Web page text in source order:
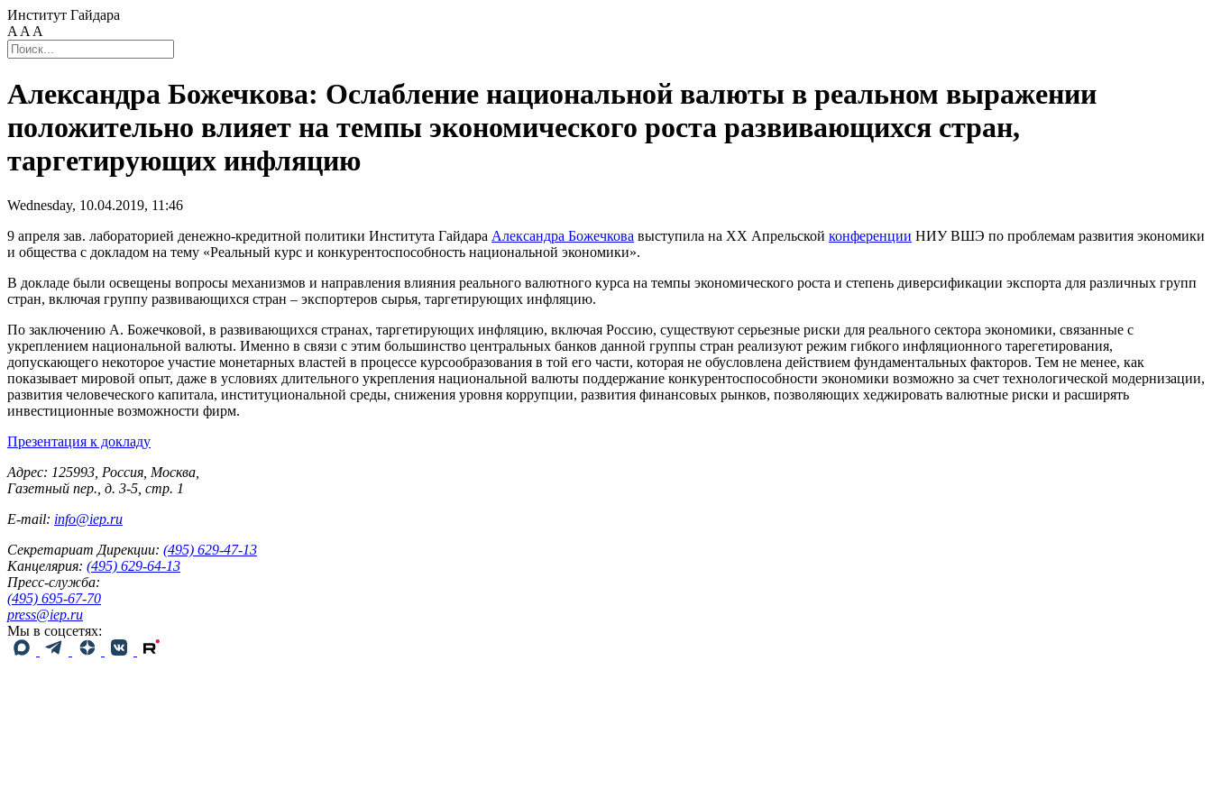
Институт Гайдара
A A A
Александра Божечкова: Ослабление национальной валюты в реальном выражении
положительно влияет на темпы экономического роста развивающихся стран,
таргетирующих инфляцию
Wednesday, 10.04.2019, 11:46
9 апреля зав. лабораторией денежно-кредитной политики Института Гайдара Александра Божечкова выступила на ХХ Апрельской конференции НИУ ВШЭ по проблемам развития экономики
и общества с докладом на тему «Реальный курс и конкурентоспособность национальной экономики».
В докладе были освещены вопросы механизмов и направления влияния реального валютного курса на темпы экономического роста и степень диверсификации экспорта для различных групп
стран, включая группу развивающихся стран – экспортеров сырья, таргетирующих инфляцию.
По заключению А. Божечковой, в развивающихся странах, таргетирующих инфляцию, включая Россию, существуют серьезные риски для реального сектора экономики, связанные с
укреплением национальной валюты. Именно в связи с этим большинство центральных банков данной группы стран реализуют режим гибкого инфляционного тарегетирования,
допускающего некоторое участие монетарных властей в процессе курсообразования в той его части, которая не обусловлена действием фундаментальных факторов. Тем не менее, как
показывает мировой опыт, даже в условиях длительного укрепления национальной валюты поддержание конкурентоспособности экономики возможно за счет технологической модернизации,
развития человеческого капитала, институциональной среды, снижения уровня коррупции, развития финансовых рынков, позволяющих хеджировать валютные риски и расширять
инвестиционные возможности фирм.
Презентация к докладу
Адрес: 125993, Россия, Москва,
Газетный пер., д. 3-5, стр. 1
E-mail: info@iep.ru
Секретариат Дирекции: (495) 629-47-13
Канцелярия: (495) 629-64-13
Пресс-служба:
(495) 695-67-70
press@iep.ru
Мы в соцсетях: